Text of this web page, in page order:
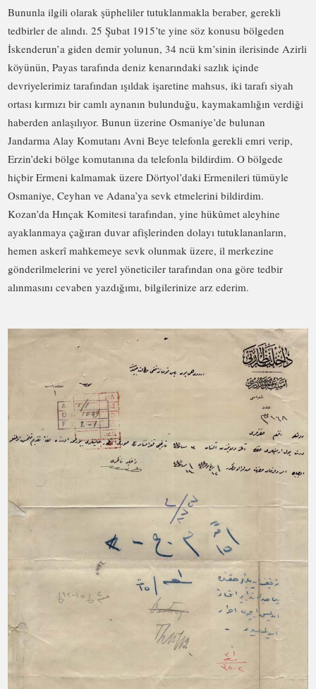
Bununla ilgili olarak şüpheliler tutuklanmakla beraber, gerekli
tedbirler de alındı. 25 Şubat 1915’te yine söz konusu bölgeden
İskenderun’a giden demir yolunun, 34 ncü km’sinin ilerisinde Azirli
köyünün, Payas tarafında deniz kenarındaki sazlık içinde
devriyelerimiz tarafından ışıldak işaretine mahsus, iki tarafı siyah
ortası kırmızı bir camlı aynanın bulunduğu, kaymakamlığın verdiği
haberden anlaşılıyor. Bunun üzerine Osmaniye’de bulunan
Jandarma Alay Komutanı Avni Beye telefonla gerekli emri verip,
Erzin’deki bölge komutanına da telefonla bildirdim. O bölgede
hiçbir Ermeni kalmamak üzere Dörtyol’daki Ermenileri tümüyle
Osmaniye, Ceyhan ve Adana’ya sevk etmelerini bildirdim.
Kozan’da Hınçak Komitesi tarafından, yine hükûmet aleyhine
ayaklanmaya çağıran duvar afişlerinden dolayı tutuklananların,
hemen askerî mahkemeye sevk olunmak üzere, il merkezine
gönderilmelerini ve yerel yöneticiler tarafından ona göre tedbir
alınmasını cevaben yazdığımı, bilgilerinize arz ederim.